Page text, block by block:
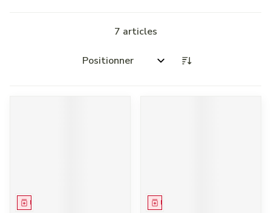
7 articles
Trier par:
Médicament Médicament